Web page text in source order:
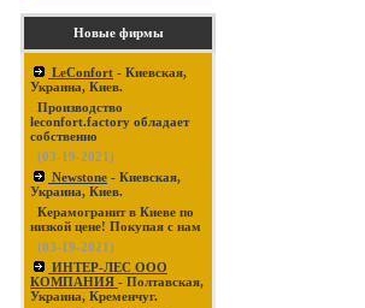
Новые фирмы
LeConfort - Киевская,
Украина, Киев.
Производство
leconfort.factory обладает
собственно
(03-19-2021)
Newstone - Киевская,
Украина, Киев.
Керамогранит в Киеве по
низкой цене! Покупая с нам
(03-19-2021)
ИНТЕР-ЛЕС ООО
КОМПАНИЯ - Полтавская,
Украина, Кременчуг.